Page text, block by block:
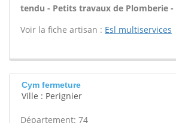
tendu - Petits travaux de Plomberie -
Voir la fiche artisan : Esl multiservices
Cym fermeture
Ville : Perignier
Département: 74